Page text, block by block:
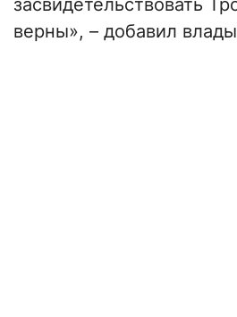
засвидетельствовать
верны», – добавил